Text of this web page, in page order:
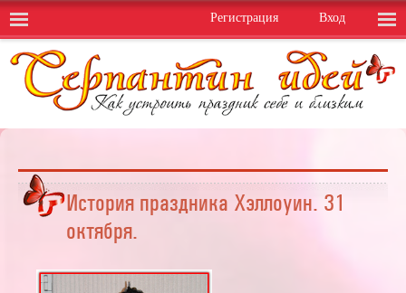
Вход
Регистрация
История праздника Хэллоуин. 31
октября.